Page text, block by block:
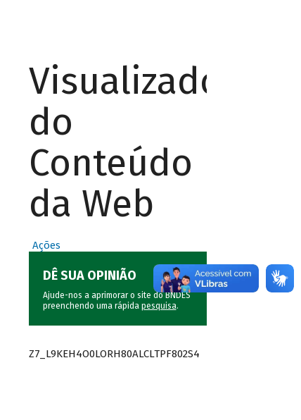
Visualizador
do
Conteúdo
da Web
Ações
DÊ SUA OPINIÃO
Ajude-nos a aprimorar o site do BNDES
preenchendo uma rápida pesquisa.
Z7_L9KEH4O0LORH80ALCLTPF802S4